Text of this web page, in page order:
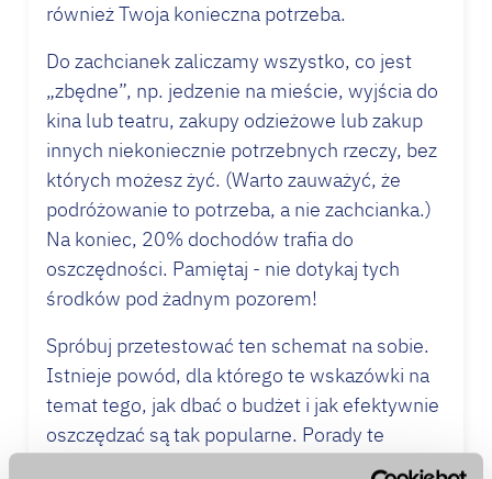
również Twoja konieczna potrzeba.
Do zachcianek zaliczamy wszystko, co jest
„zbędne”, np. jedzenie na mieście, wyjścia do
kina lub teatru, zakupy odzieżowe lub zakup
innych niekoniecznie potrzebnych rzeczy, bez
których możesz żyć. (Warto zauważyć, że
podróżowanie to potrzeba, a nie zachcianka.)
Na koniec, 20% dochodów trafia do
oszczędności. Pamiętaj - nie dotykaj tych
środków pod żadnym pozorem!
Spróbuj przetestować ten schemat na sobie.
Istnieje powód, dla którego te wskazówki na
temat tego, jak dbać o budżet i jak efektywnie
oszczędzać są tak popularne. Porady te
działają i można je dostosować do dowolnego